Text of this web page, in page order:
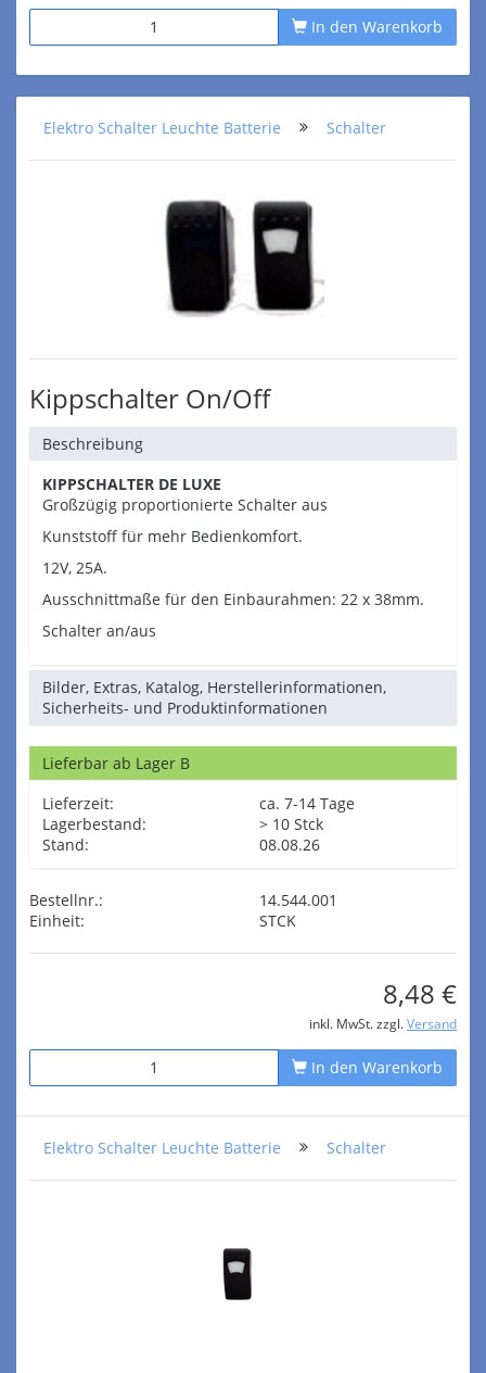
In den Warenkorb
Elektro Schalter Leuchte Batterie Schalter
Kippschalter On/Off
Beschreibung
KIPPSCHALTER DE LUXE
Großzügig proportionierte Schalter aus
Kunststoff für mehr Bedienkomfort.
12V, 25A.
Ausschnittmaße für den Einbaurahmen: 22 x 38mm.
Schalter an/aus
Bilder, Extras, Katalog, Herstellerinformationen,
Sicherheits- und Produktinformationen
Lieferbar ab Lager B
Lieferzeit:
ca. 7-14 Tage
Lagerbestand:
> 10 Stck
Stand:
08.08.26
Bestellnr.:
14.544.001
Einheit:
STCK
8,48 €
inkl. MwSt. zzgl. Versand
In den Warenkorb
Elektro Schalter Leuchte Batterie Schalter